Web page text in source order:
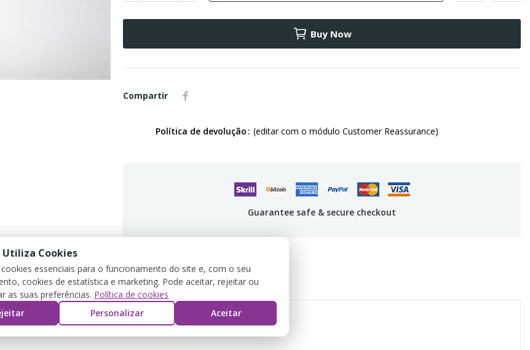
Buy Now
Compartir
Política de devolução (editar com o módulo Customer Reassurance)
Guarantee safe & secure checkout
DETALLES DEL PRODUCTO REVIEWS
Utiliza Cookies
essenciais para o funcionamento do site e, com o seu
cookies de estatística e marketing. Pode aceitar, rejeitar ou
as suas preferências. Política de cookies
Personalizar Aceitar